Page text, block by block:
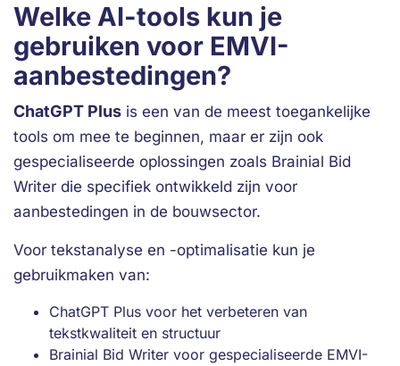
Welke AI-tools kun je
gebruiken voor EMVI-
aanbestedingen?
ChatGPT Plus is een van de meest toegankelijke
tools om mee te beginnen, maar er zijn ook
gespecialiseerde oplossingen zoals Brainial Bid
Writer die specifiek ontwikkeld zijn voor
aanbestedingen in de bouwsector.
Voor tekstanalyse en -optimalisatie kun je
gebruikmaken van:
ChatGPT Plus voor het verbeteren van
tekstkwaliteit en structuur
Brainial Bid Writer voor gespecialiseerde EMVI-